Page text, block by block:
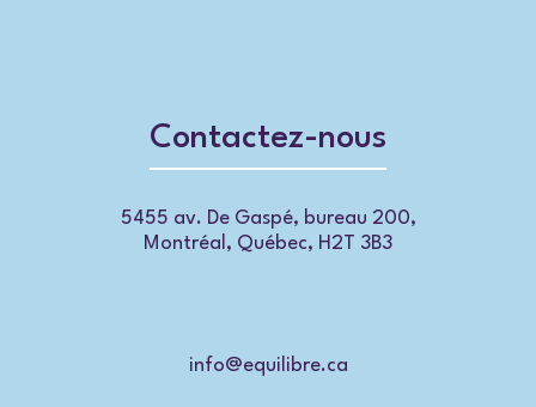
Contactez-nous
5455 av. De Gaspé, bureau 200,
Montréal, Québec, H2T 3B3
info@equilibre.ca